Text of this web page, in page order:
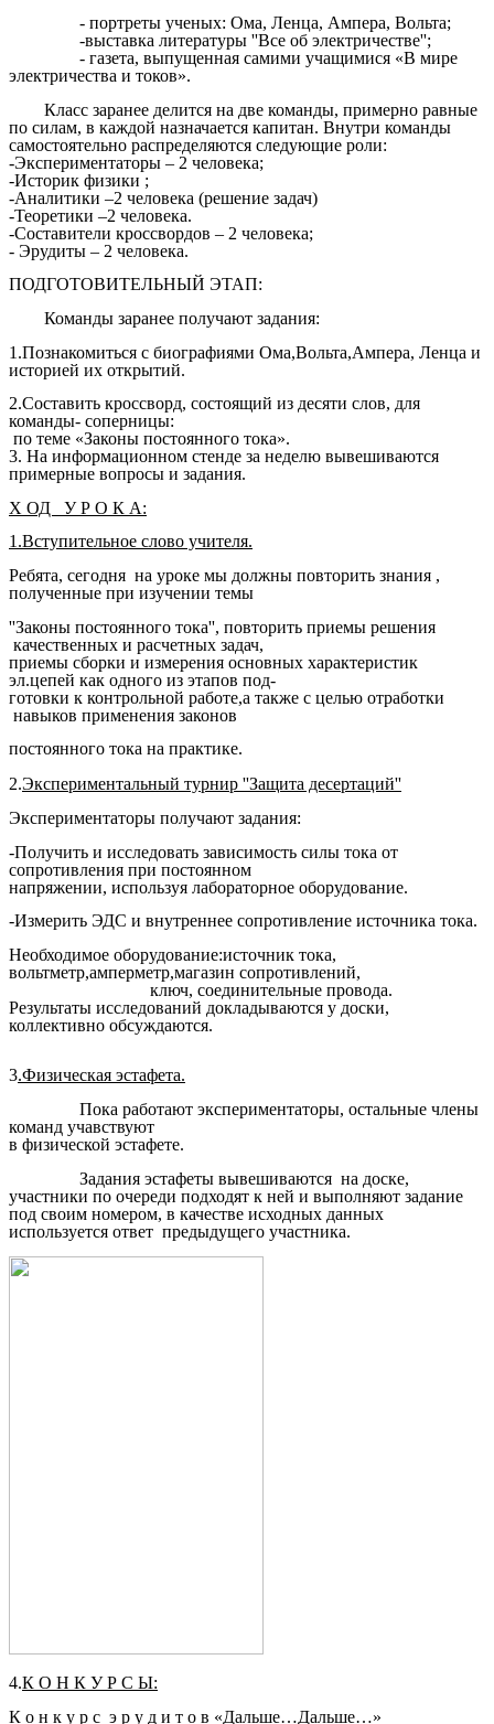
- портреты ученых: Ома, Ленца, Ампера, Вольта;
-выставка литературы ''Все об электричестве'';
- газета, выпущенная самими учащимися «В мире
электричества и токов».
Класс заранее делится на две команды, примерно равные
по силам, в каждой назначается капитан. Внутри команды
самостоятельно распределяются следующие роли:
-Экспериментаторы – 2 человека;
-Историк физики ;
-Аналитики –2 человека (решение задач)
-Теоретики –2 человека.
-Составители кроссвордов – 2 человека;
- Эрудиты – 2 человека.
ПОДГОТОВИТЕЛЬНЫЙ ЭТАП:
Команды заранее получают задания:
1.Познакомиться с биографиями Ома,Вольта,Ампера, Ленца и
историей их открытий.
2.Составить кроссворд, состоящий из десяти слов, для
команды- соперницы:
по теме «Законы постоянного тока».
3. На информационном стенде за неделю вывешиваются
примерные вопросы и задания.
Х ОД У Р О К А:
1.Вступительное слово учителя.
Ребята, сегодня на уроке мы должны повторить знания ,
полученные при изучении темы
''Законы постоянного тока'', повторить приемы решения
качественных и расчетных задач,
приемы сборки и измерения основных характеристик
эл.цепей как одного из этапов под-
готовки к контрольной работе,а также с целью отработки
навыков применения законов
постоянного тока на практике.
2.Экспериментальный турнир ''Защита десертаций''
Экспериментаторы получают задания:
-Получить и исследовать зависимость силы тока от
сопротивления при постоянном
напряжении, используя лабораторное оборудование.
-Измерить ЭДС и внутреннее сопротивление источника тока.
Необходимое оборудование:источник тока,
вольтметр,амперметр,магазин сопротивлений,
ключ, соединительные провода.
Результаты исследований докладываются у доски,
коллективно обсуждаются.
3.Физическая эстафета.
Пока работают экспериментаторы, остальные члены
команд учавствуют
в физической эстафете.
Задания эстафеты вывешиваются на доске,
участники по очереди подходят к ней и выполняют задание
под своим номером, в качестве исходных данных
используется ответ предыдущего участника.
4.К О Н К У Р С Ы:
К о н к у р с э р у д и т о в «Дальше…Дальше…»